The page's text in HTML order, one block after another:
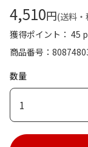
4,510円(送料・
獲得ポイント： 45
商品番号
数量
1